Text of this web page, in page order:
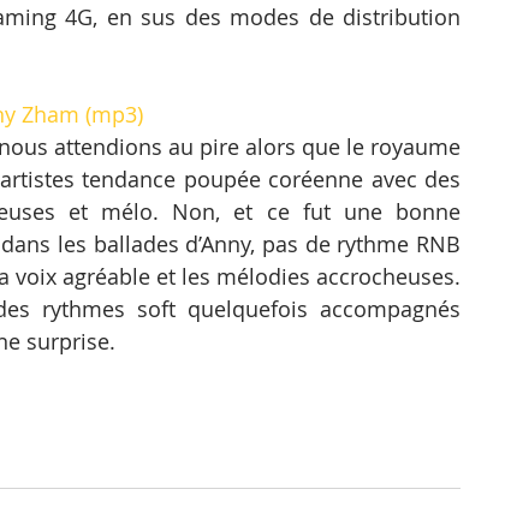
4G, en sus des modes de distribution
Zham (mp3)
attendions au pire alors que le royaume
tendance poupée coréenne avec des
et mélo. Non, et ce fut une bonne
les ballades d’Anny, pas de rythme RNB
agréable et les mélodies accrocheuses.
rythmes soft quelquefois accompagnés
surprise.